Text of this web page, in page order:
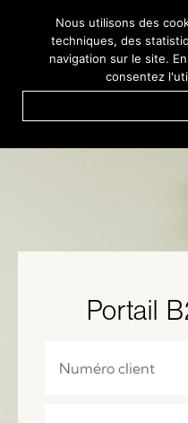
Portail
Service Clients + 45 44 22 68
Nous utilisons des
techniques, des
navigation sur le site.
consentez